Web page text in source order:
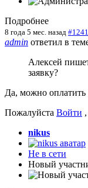
Подробнее
8 года 5 мес. назад #1241
admin ответил в
Алексей
заявку?
Да, можно оплатить
Пожалуйста Войти
nikus
Не в сети
Новый